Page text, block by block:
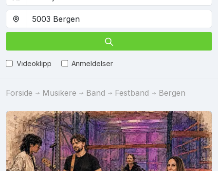
Videoklipp Anmeldelser
Forside Musikere Band Festband Bergen